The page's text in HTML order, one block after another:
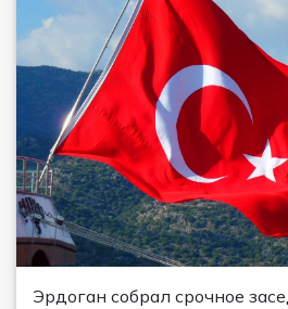
Эрдоган собрал срочное